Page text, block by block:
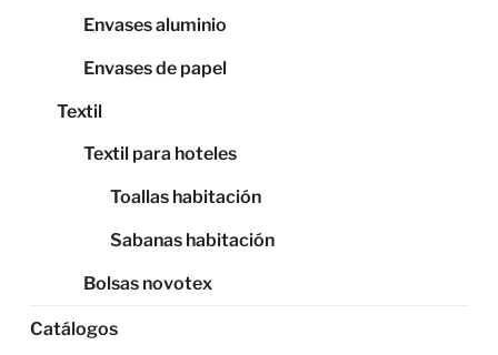
Envases aluminio
Envases de papel
Textil
Textil para hoteles
Toallas habitación
Sabanas habitación
Bolsas novotex
Catálogos